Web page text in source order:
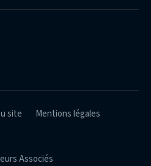
Associés
site
Mentions légales